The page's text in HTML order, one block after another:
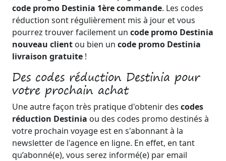
code promo Destinia 1ère commande. Les codes
réduction sont régulièrement mis à jour et vous
pourrez trouver facilement un code promo Destinia
nouveau client ou bien un code promo Destinia
livraison gratuite !
Des codes réduction Destinia pour
votre prochain achat
Une autre façon très pratique d'obtenir des codes
réduction Destinia ou des codes promo destinés à
votre prochain voyage est en s'abonnant à la
newsletter de l'agence en ligne. En effet, en tant
qu’abonné(e), vous serez informé(e) par email